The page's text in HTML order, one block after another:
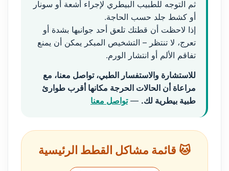
ثم التوجه للطبيب البيطري لإجراء أشعة أو سونار
أو كشط جلد حسب الحاجة.
إذا لاحظت أن قطتك تلعق أحد جوانبها بشدة أو
تعرج، لا تنتظر – التشخيص المبكر يمكن أن يمنع
تفاقم الألم أو انتشار الورم.
للاستشارة والاستفسار الطبي، تواصل معنا، مع
مراعاة أن الحالات الحرجة مكانها أقرب طوارئ
طبية بيطرية لك. —تواصل معنا
🐱 قائمة مشاكل القطط الرئيسية